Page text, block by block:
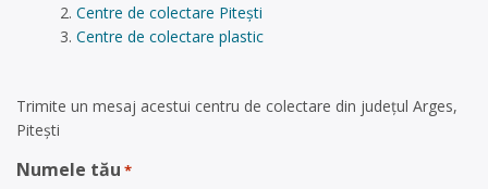
Centre de colectare Pitești
Centre de colectare plastic
Trimite un mesaj acestui centru de colectare din județul Arges,
Pitești
Numele tău *